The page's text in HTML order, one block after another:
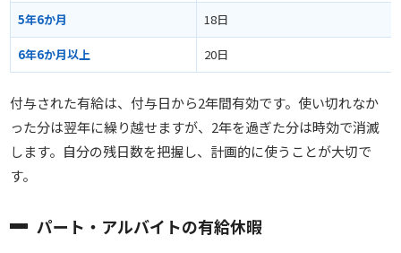
5年6か月 18日
6年6か月以上 20日
付与された有給は、付与日から2年間有効です。使い切れなか
った分は翌年に繰り越せますが、2年を過ぎた分は時効で消滅
します。自分の残日数を把握し、計画的に使うことが大切で
す。
パート・アルバイトの有給休暇